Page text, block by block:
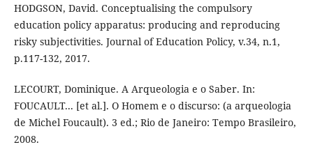
HODGSON, David. Conceptualising the compulsory
education policy apparatus: producing and reproducing
risky subjectivities. Journal of Education Policy, v.34, n.1,
p.117-132, 2017.
LECOURT, Dominique. A Arqueologia e o Saber. In:
FOUCAULT... [et al.]. O Homem e o discurso: (a arqueologia
de Michel Foucault). 3 ed.; Rio de Janeiro: Tempo Brasileiro,
2008.